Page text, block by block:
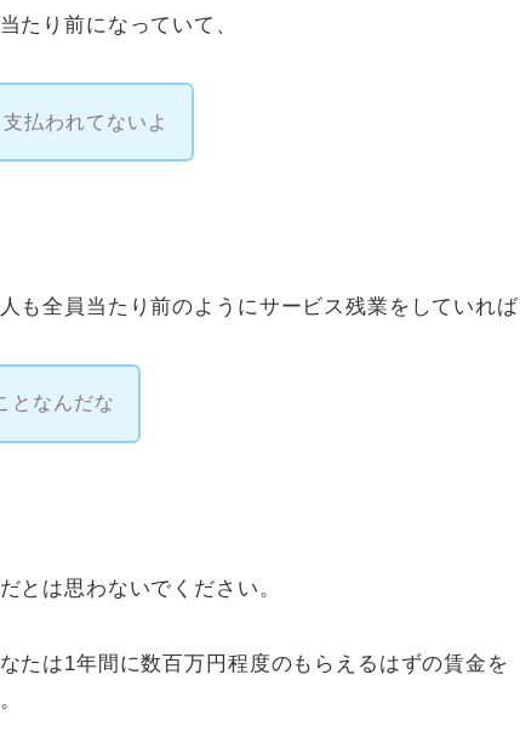
たり前になっていて、
払われてないよ
も全員当たり前のようにサービス残業をしていれば
となんだな
とは思わないでください。
たは1年間に数百万円程度のもらえるはずの賃金を